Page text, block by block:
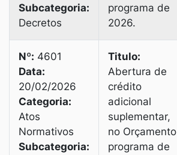
Subcategoria:
Decretos
programa de
2026.
Nº: 4601
Data:
20/02/2026
Categoria:
Atos
Normativos
Subcategoria:
Titulo:
Abertura de
crédito
adicional
suplementar,
no Orçamento
programa de